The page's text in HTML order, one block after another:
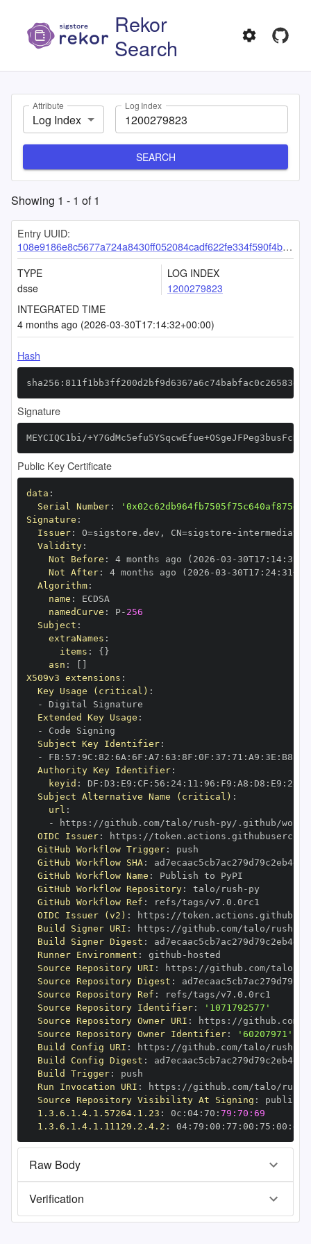
Rekor
Search
Attribute
Log Index
Log Index
SEARCH
Showing 1 - 1 of1
Entry UUID:
108e9186e8c5677a724a8430ff052084cadf622fe334f590f4b8e384e172c403842a5bbf3b3669aa
TYPE
dsse
LOG INDEX
1200279823
INTEGRATED TIME
4 months ago (2026-03-30T17:14:32+00:00)
Hash
Signature
MEYCIQC1bi/
Public Key Certificate
data :
Serial Number:
Signature :
Issuer: O=sigstore.dev , CN=sigstore -
Validity:
Not Before : 4 months ago (2026 -03 - 30T17 : 14:
Not After: 4 months ago (2026 -03 - 30T17 : 24: 31+00
Algorithm:
name :
namedCurve : P- 256
Subject :
extraNames :
items : { }
asn :
X509v3 extensions :
Key Usage (critical) :
-
Extended Key Usage :
-
Subject Key Identifier:
-
FB: 57 : 9C : 82 : 6A : 6F : A7 : 63 : 8F : 0F : 37 : 71 : A9 : 3E : B8
Authority Key Identifier:
keyid : DF : D3 : E9 : CF : 56 : 24: 11 : 96 : F9 : A8 : D8 : E9 : 28
Subject Alternative Name (critical) :
url :
-
https : //github.com/talo/rush -
OIDC Issuer: https :
GitHub Workflow Trigger:
GitHub Workflow SHA:
GitHub Workflow Name :
GitHub Workflow Repository: talo/rush -
GitHub Workflow Ref :
OIDC Issuer (v2) : https :
Build Signer URI : https : //github.com/talo/rush
Build Signer Digest :
Runner Environment : github -
Source Repository URI : https : //github.com/talo/
Source Repository Digest :
Source Repository Ref :
Source Repository Identifier:
'1071792577'
Source Repository Owner URI : https :
Source Repository Owner Identifier:
'60207971'
Build Config URI : https : //github.com/talo/rush
Build Config Digest :
Build Trigger:
Run Invocation URI : https : //github.com/talo/rush
Source Repository Visibility At Signing :
1.3.6.1.4.1.57264.1.23 : 0c : 04: 70 : 79:70:69
1.3.6.1.4.1.11129.2.4.2 : 04: 79 : 00 : 77 : 00 : 75 : 00 : dd
Raw Body
Verification